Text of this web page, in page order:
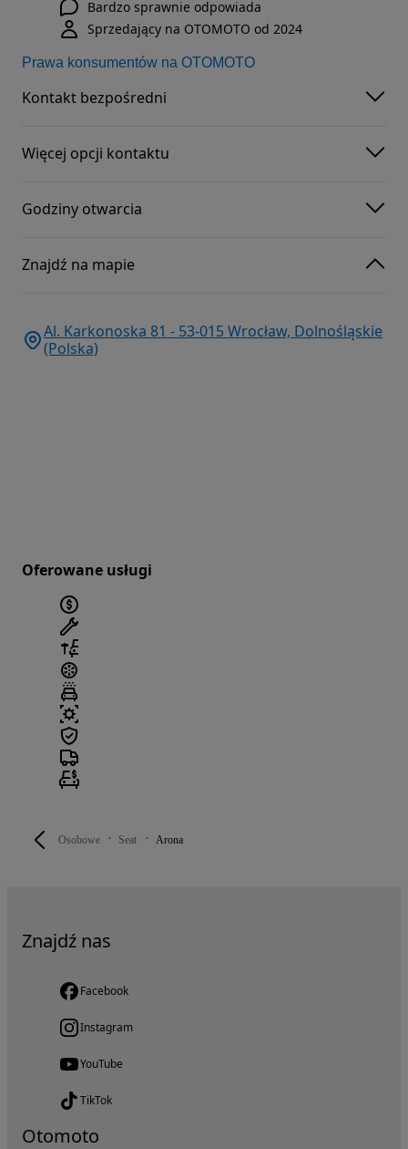
Osobowe Seat Arona
Bardzo sprawnie odpowiada
Sprzedający na OTOMOTO od 2024
Prawa konsumentów na OTOMOTO
Kontakt bezpośredni
Więcej opcji kontaktu
Godziny otwarcia
Znajdź na mapie
Al. Karkonoska 81 - 53-015 Wrocław, Dolnośląskie
(Polska)
Oferowane usługi
Znajdź nas
Facebook
Instagram
YouTube
TikTok
Otomoto